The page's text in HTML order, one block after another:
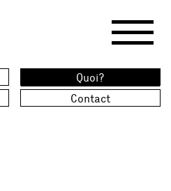
Quoi?
ExpositionsContact